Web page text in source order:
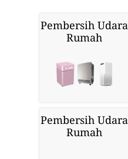
Pembersih Udara
Rumah
Pembersih Udara
Rumah